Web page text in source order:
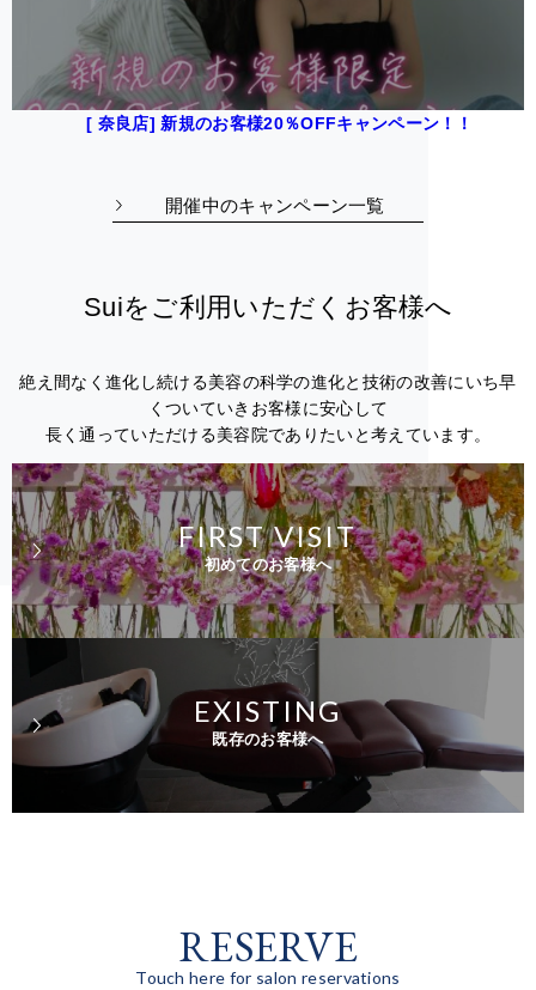
[ 奈良店] 新規のお客様20％OFFキャンペーン！！
開催中のキャンペーン一覧
Suiをご利用いただくお客様へ
絶え間なく進化し続ける美容の科学の進化と技術の改善にいち早
くついていきお客様に安心して
長く通っていただける美容院でありたいと考えています。
初めてのお客様へ
FIRST VISIT
既存のお客様へ
EXISTING
RESERVE
Touch here for salon reservations